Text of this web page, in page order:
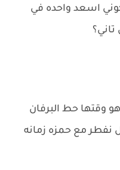
اسعد واحده في
وقتها حط البرفان
نفطر مع حمزه زمانه